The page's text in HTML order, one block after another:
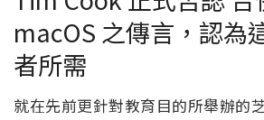
macOS 之傳言，認為
者所需
就在先前更針對教育目的所舉辦的